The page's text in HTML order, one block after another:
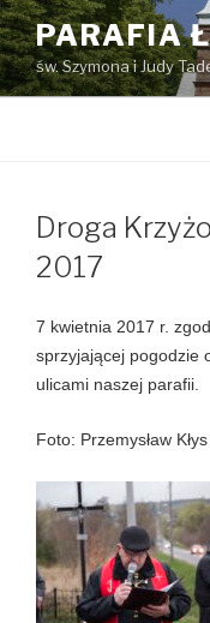
Przejdź
do
treści
PARAFIA
św. Szymona i Judy
Droga
2017
7 kwietnia 2017 r.
sprzyjającej pogodzie
ulicami naszej parafii.
Foto: Przemysław Kłys